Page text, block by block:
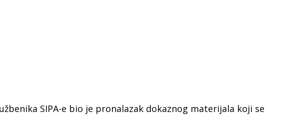
SIPA-e bio je pronalazak dokaznog materijala koji se